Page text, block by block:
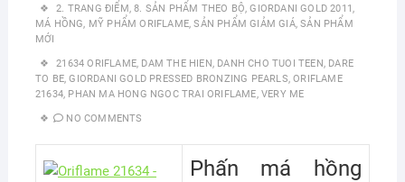
2. TRANG ĐIỂM,8. SẢN PHẨM THEO BỘ,GIORDANI GOLD 2011,
MÁ HỒNG, MỸ PHẨM ORIFLAME,SẢN PHẨM GIẢM GIÁ,SẢN PHẨM
MỚI
21634 ORIFLAME, DAM THE HIEN, DANH CHO TUOI TEEN, DARE
TO BE,GIORDANI GOLD PRESSED BRONZING PEARLS,ORIFLAME
21634, PHAN MA HONG NGOC TRAI ORIFLAME, VERY ME
NO COMMENTS
Phấn má hồng